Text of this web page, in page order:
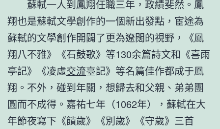
蘇軾一人到鳳翔任職三年，政績斐然。鳳
翔也是蘇軾文學創作的一個新出發點，宦途為
蘇軾的文學創作開闢了更為遼闊的視野，《鳳
翔八不雅》《石鼓歌》等130余篇詩文和《喜雨
亭記》《凌虛交流臺記》等名篇佳作都成于鳳
翔。不外，碰到年關，想歸去和父親、弟弟團
圓而不成得。嘉祐七年（1062年），蘇軾在大
年節夜寫下《饋歲》《別歲》《守歲》三首